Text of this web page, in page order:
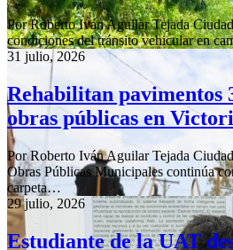
Por Roberto Iván Aguilar Tejada
condiciones del tránsito vehicular en
31 julio, 2026
Rehabilitan pavimentos
obras públicas en
Por Roberto Iván Aguilar Tejada
Obras Públicas Municipales continúa
carpeta…
29 julio, 2026
Estudiante de la UAT